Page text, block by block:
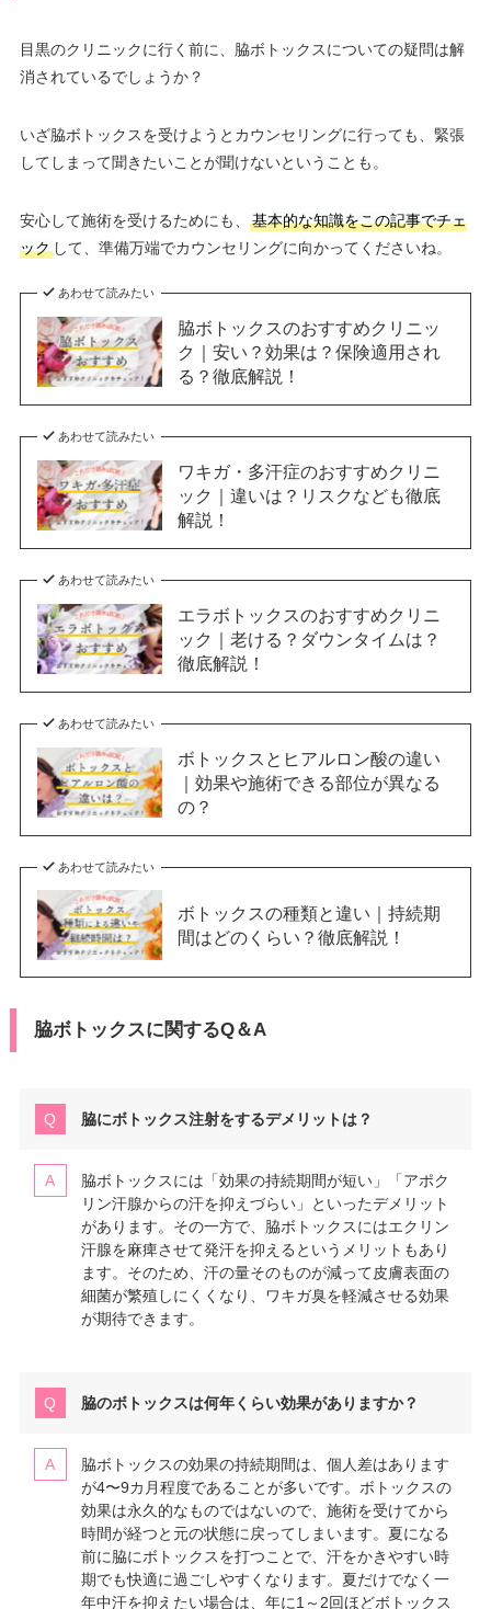
目黒のクリニックに行く前に、脇ボトックスについての疑問は解
消されているでしょうか？
いざ脇ボトックスを受けようとカウンセリングに行っても、緊張
してしまって聞きたいことが聞けないということも。
安心して施術を受けるためにも、
基本的な知識をこの記事でチェ
ックして、準備万端でカウンセリングに向かってくださいね。
あわせて読みたい
脇ボトックスのおすすめクリニッ
ク｜安い？効果は？保険適用され
る？徹底解説！
あわせて読みたい
ワキガ・多汗症のおすすめクリニ
ック｜違いは？リスクなども徹底
解説！
あわせて読みたい
エラボトックスのおすすめクリニ
ック｜老ける？ダウンタイムは？
徹底解説！
あわせて読みたい
ボトックスとヒアルロン酸の違い
｜効果や施術できる部位が異なる
の？
あわせて読みたい
ボトックスの種類と違い｜持続期
間はどのくらい？徹底解説！
脇ボトックスに関するQ＆A
脇にボトックス注射をするデメリットは？
脇ボトックスには「効果の持続期間が短い」「アポク
リン汗腺からの汗を抑えづらい」といったデメリット
があります。その一方で、脇ボトックスにはエクリン
汗腺を麻痺させて発汗を抑えるというメリットもあり
ます。そのため、汗の量そのものが減って皮膚表面の
細菌が繁殖しにくくなり、ワキガ臭を軽減させる効果
が期待できます。
脇のボトックスは何年くらい効果がありますか？
脇ボトックスの効果の持続期間は、個人差はあります
が4〜9カ月程度であることが多いです。ボトックスの
効果は永久的なものではないので、施術を受けてから
時間が経つと元の状態に戻ってしまいます。夏になる
前に脇にボトックスを打つことで、汗をかきやすい時
期でも快適に過ごしやすくなります。夏だけでなく一
年中汗を抑えたい場合は、年に1～2回ほどボトックス